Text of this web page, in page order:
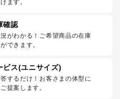
ます。
確認
がわかる！ご希望商品の在庫
できます。
ビス(ユニサイズ)
するだけ！お客さまの体型に
提案します。